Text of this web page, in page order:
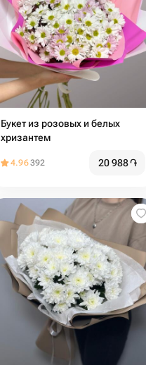
Букет из розовых и белых
хризантем
4.96392 20 988֏